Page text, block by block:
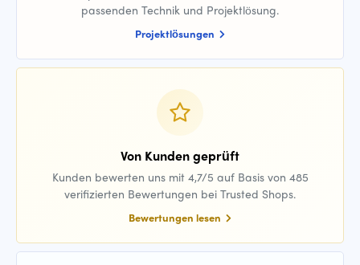
passenden Technik und Projektlösung.
Projektlösungen
Von Kunden geprüft
Kunden bewerten uns mit 4,7/5 auf Basis von 485
verifizierten Bewertungen bei Trusted Shops.
Bewertungen lesen